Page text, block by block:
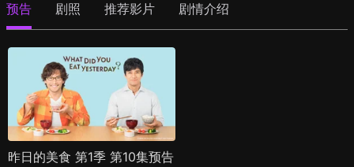
预告 剧照 推荐影片 剧情介绍
昨日的美食 第1季 第10集预告